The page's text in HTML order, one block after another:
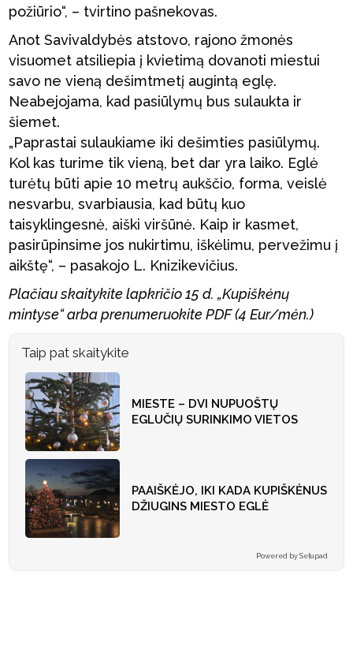
požiūrio“, – tvirtino pašnekovas.
Anot Savivaldybės atstovo, rajono žmonės
visuomet atsiliepia į kvietimą dovanoti miestui
savo ne vieną dešimtmetį augintą eglę.
Neabejojama, kad pasiūlymų bus sulaukta ir
šiemet.
„Paprastai sulaukiame iki dešimties pasiūlymų.
Kol kas turime tik vieną, bet dar yra laiko. Eglė
turėtų būti apie 10 metrų aukščio, forma, veislė
nesvarbu, svarbiausia, kad būtų kuo
taisyklingesnė, aiški viršūnė. Kaip ir kasmet,
pasirūpinsime jos nukirtimu, iškėlimu, pervežimu į
aikštę“, – pasakojo L. Knizikevičius.
Plačiau skaitykite lapkričio 15 d. „Kupiškėnų
mintyse“ arba prenumeruokite PDF (4 Eur/mėn.)
Taip pat skaitykite
MIESTE – DVI NUPUOŠTŲ
EGLUČIŲ SURINKIMO VIETOS
PAAIŠKĖJO, IKI KADA KUPIŠKĖNUS
DŽIUGINS MIESTO EGLĖ
Powered by Setupad